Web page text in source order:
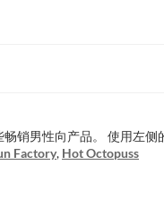
销男性向产品。 使用左
Factory, Hot Octopuss